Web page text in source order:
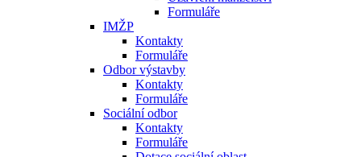
Formuláře
IMŽP
Kontakty
Formuláře
Odbor výstavby
Kontakty
Formuláře
Sociální odbor
Kontakty
Formuláře